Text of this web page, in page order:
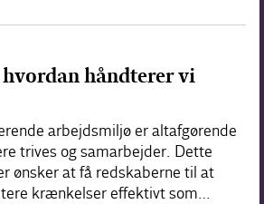
håndterer vi
arbejdsmiljø er altafgørende
trives og samarbejder. Dette
ønsker at få redskaberne til at
krænkelser effektivt som…